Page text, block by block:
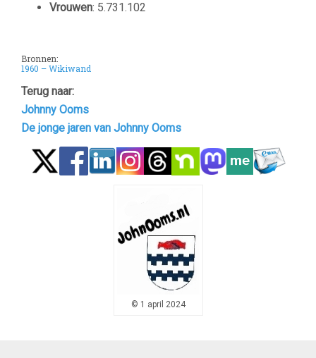
Vrouwen: 5.731.102
Bronnen:
1960 – Wikiwand
Terug naar:
Johnny Ooms
De jonge jaren van Johnny Ooms
© 1 april 2024